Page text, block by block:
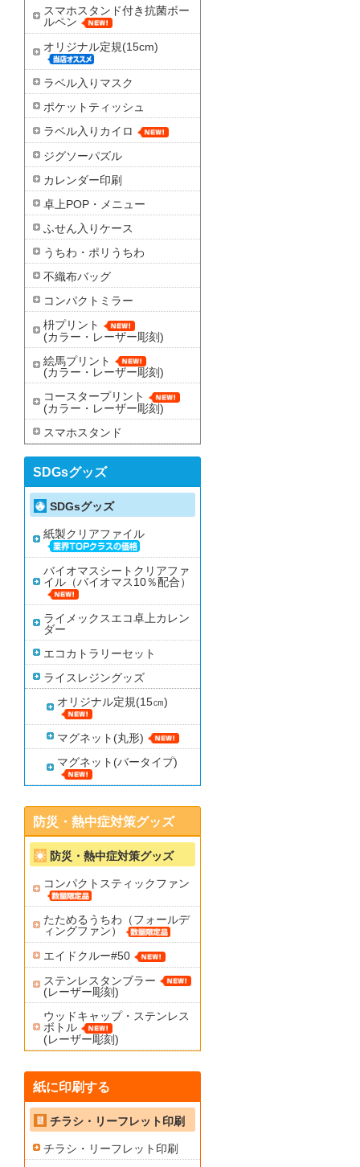
スマホスタンド付き抗菌ボー
ルペン
オリジナル定規(15cm)
ラベル入りマスク
ポケットティッシュ
ラベル入りカイロ
ジグソーパズル
カレンダー印刷
卓上POP・メニュー
ふせん入りケース
うちわ・ポリうちわ
不織布バッグ
コンパクトミラー
枡プリント
(カラー・レーザー彫刻)
絵馬プリント
(カラー・レーザー彫刻)
コースタープリント
(カラー・レーザー彫刻)
スマホスタンド
SDGsグッズ
SDGsグッズ
紙製クリアファイル
バイオマスシートクリアファ
イル（バイオマス10％配合）
ライメックスエコ卓上カレン
ダー
エコカトラリーセット
ライスレジングッズ
オリジナル定規(15㎝)
マグネット(丸形)
マグネット(バータイプ)
防災・熱中症対策グッズ
防災・熱中症対策グッズ
コンパクトスティックファン
たためるうちわ（フォールデ
ィングファン）
エイドクルー#50
ステンレスタンブラー
(レーザー彫刻)
ウッドキャップ・ステンレス
ボトル
(レーザー彫刻)
紙に印刷する
チラシ・リーフレット印刷
チラシ・リーフレット印刷